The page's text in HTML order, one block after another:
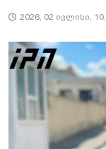
2026, 02 ივლისი,